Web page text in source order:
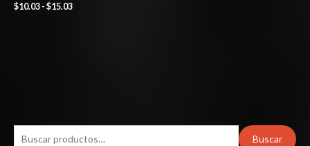
Buscar
$10.03 - $15.03